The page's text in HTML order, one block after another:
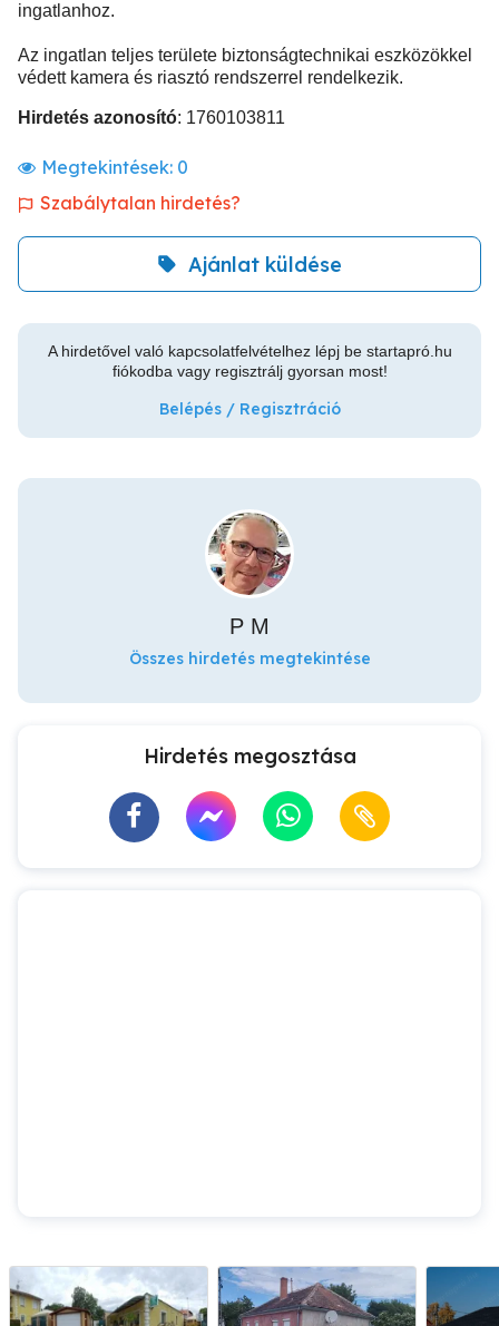
ingatlanhoz.
Az ingatlan teljes területe biztonságtechnikai eszközökkel
védett kamera és riasztó rendszerrel rendelkezik.
Hirdetés azonosító: 1760103811
Megtekintések: 0
Szabálytalan hirdetés?
Ajánlat küldése
A hirdetővel való kapcsolatfelvételhez lépj be startapró.hu
fiókodba vagy regisztrálj gyorsan most!
Belépés / Regisztráció
P M
Összes hirdetés megtekintése
Hirdetés megosztása